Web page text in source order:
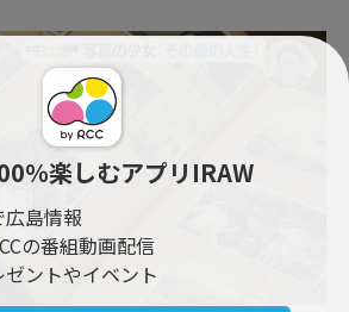
％楽しむアプリIRAW
島情報
の番組動画配信
ントやイベント